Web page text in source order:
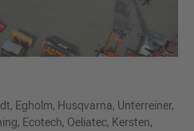
Egholm, Husqvarna, Unterreiner,
Ecotech, Oeliatec, Kersten,